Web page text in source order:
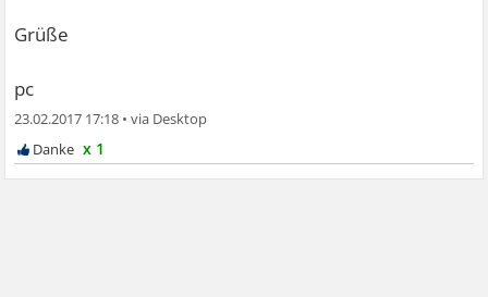
Grüße
pc
23.02.2017 17:18 •
x 1